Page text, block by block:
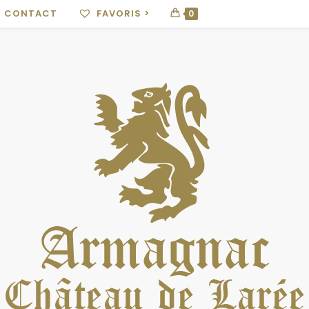
CONTACT FAVORIS > 0